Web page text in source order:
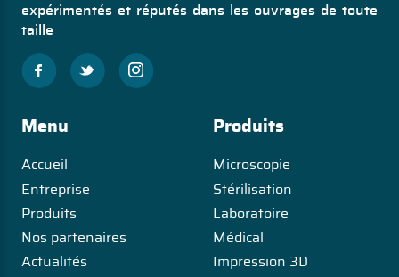
expérimentés et réputés dans les ouvrages de toute
taille
Menu
Accueil
Entreprise
Produits
Nos partenaires
Actualités
Produits
Microscopie
Stérilisation
Laboratoire
Médical
Impression 3D